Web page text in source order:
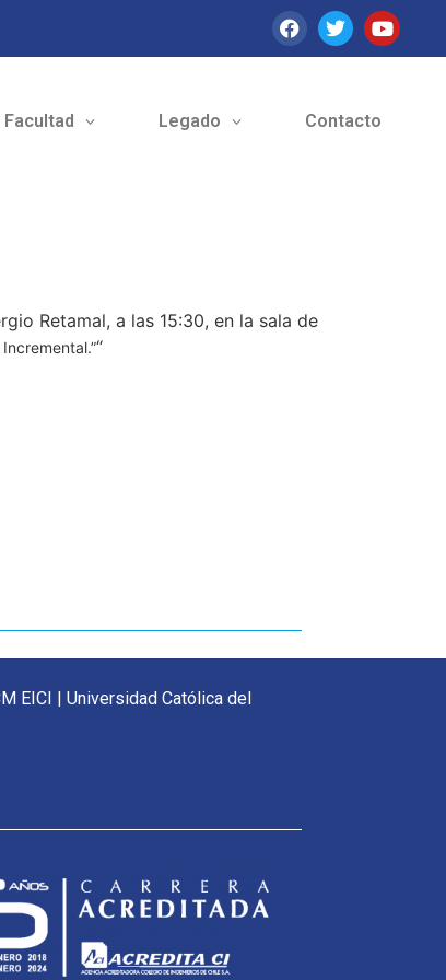
Facultad Legado Contacto
Retamal, a las 15:30, en la sala de
“
EICI | Universidad Católica del